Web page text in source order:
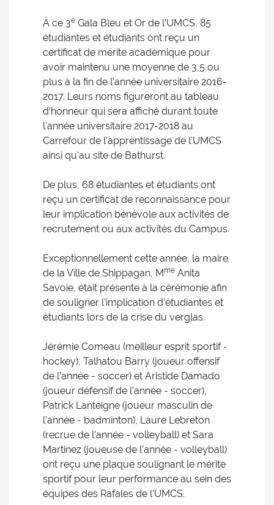
À ce 3e Gala Bleu et Or de l’UMCS, 85
étudiantes et étudiants ont reçu un
certificat de mérite académique pour
avoir maintenu une moyenne de 3,5 ou
plus à la fin de l’année universitaire 2016-
2017. Leurs noms figureront au tableau
d’honneur qui sera affiché durant toute
l’année universitaire 2017-2018 au
Carrefour de l’apprentissage de l’UMCS
ainsi qu’au site de Bathurst.
De plus, 68 étudiantes et étudiants ont
reçu un certificat de reconnaissance pour
leur implication bénévole aux activités de
recrutement ou aux activités du Campus.
Exceptionnellement cette année, la maire
de la Ville de Shippagan, Mme Anita
Savoie, était présente à la cérémonie afin
de souligner l’implication d’étudiantes et
étudiants lors de la crise du verglas.
Jérémie Comeau (meilleur esprit sportif -
hockey), Talhatou Barry (joueur offensif
de l’année - soccer) et Aristide Damado
(joueur défensif de l’année - soccer),
Patrick Lanteigne (joueur masculin de
l’année - badminton), Laure Lebreton
(recrue de l’année - volleyball) et Sara
Martinez (joueuse de l’année - volleyball)
ont reçu une plaque soulignant le mérite
sportif pour leur performance au sein des
équipes des Rafales de l’UMCS.